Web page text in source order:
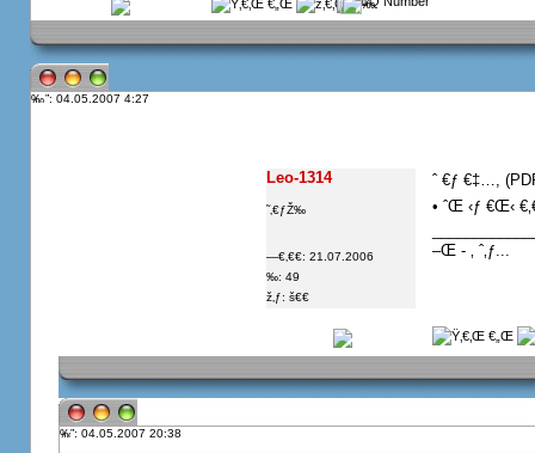
”: 04.05.2007 4:27
Leo-1314
˜‚€ƒŽ‰
—€‚€€: 21.07.2006
‰: 49
ž‚ƒ: š€€
ˆ €ƒ €‡…,
• ˆŒ ‹ƒ €Œ‹
–Œ - ‚ ˆ‚ƒ...
”: 04.05.2007 20:38